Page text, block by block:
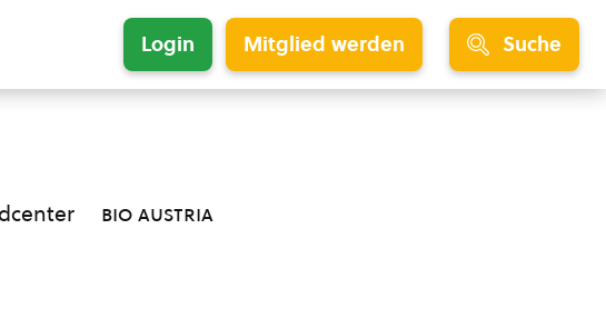
Login Mitglied werden Suche
bio austria